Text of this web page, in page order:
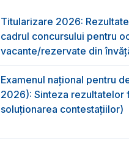
Titularizare 2026:
cadrul concursului pentru
vacante/rezervate din
Examenul național pentru
2026): Sinteza rezultatelor
soluționarea contestațiilor)